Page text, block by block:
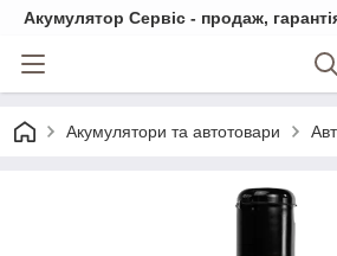
Акумулятор Сервіс - продаж,
Акумулятори та автотовари